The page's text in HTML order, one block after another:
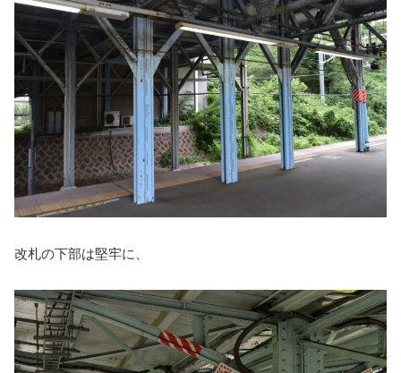
改札の下部は堅牢に、